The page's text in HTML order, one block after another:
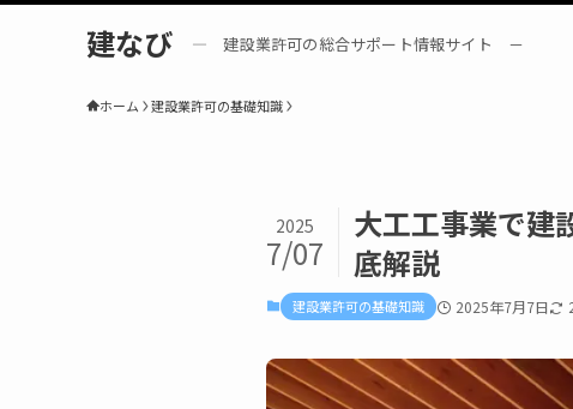
建なび ― 建設業許可の総合サポート情報サイト －
ホーム 建設業許可の基礎知識
大工工事業で建
底解説
2025
7/07
建設業許可の基礎知識 2025年7月7日